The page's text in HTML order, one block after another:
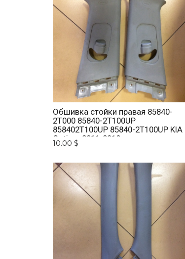
Обшивка стойки правая 85840-
2T000 85840-2T100UP
858402T100UP 85840-2T100UP KIA
Optima 2011-2018
10.00 $